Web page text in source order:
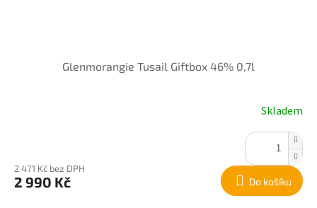
Glenmorangie Tusail Giftbox 46% 0,7l
Skladem
2 471 Kč bez DPH
2 990 Kč Do košíku